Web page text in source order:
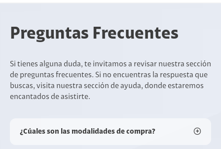
Preguntas Frecuentes
Si tienes alguna duda, te invitamos a revisar nuestra sección
de preguntas frecuentes. Si no encuentras la respuesta que
buscas, visita nuestra sección de ayuda, donde estaremos
encantados de asistirte.
¿Cúales son las modalidades de compra?